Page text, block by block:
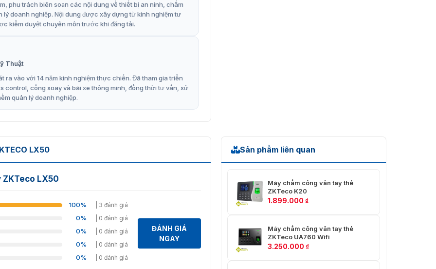
giúp thiết bị này lọt TOP máy thịnh hành:
nắm.
thẻ.
Phát hiện ngón tay thật.
phụ trách biên soạn các nội dung về thiết bị an ninh, chấm
doanh nghiệp. Nội dung được xây dựng từ kinh nghiệm tư
kiểm duyệt chuyên môn trước khi đăng tải.
Thuật
ra vào với 14 năm kinh nghiệm thực chiến. Đã tham gia triển
control, cổng xoay và bãi xe thông minh, đồng thời tư vấn, xử
quản lý doanh nghiệp.
LX50
LX50
100% | 3 đánh giá
0% | 0 đánh giá
0% | 0 đánh giá
0% | 0 đánh giá
0% | 0 đánh giá
ĐÁNH GIÁ
NGAY
Sản phẩm liên quan
Máy chấm công vân tay thẻ
ZKTeco K20
1.899.000 ₫
Máy chấm công vân tay thẻ
ZKTeco UA760 Wifi
3.250.000 ₫